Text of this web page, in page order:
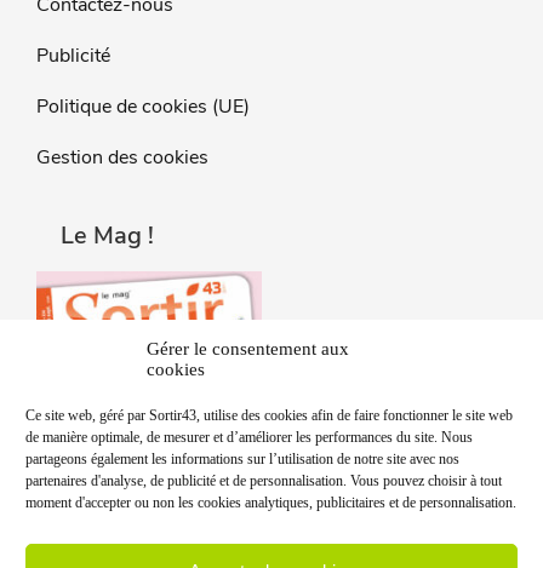
Gérer le consentement aux
cookies
Ce site web, géré par Sortir43, utilise des cookies afin de faire fonctionner le site web
de manière optimale, de mesurer et d’améliorer les performances du site. Nous
partageons également les informations sur l’utilisation de notre site avec nos
partenaires d'analyse, de publicité et de personnalisation. Vous pouvez choisir à tout
moment d'accepter ou non les cookies analytiques, publicitaires et de personnalisation.
Publicité
Politique de cookies (UE)
Gestion des cookies
Le Mag !